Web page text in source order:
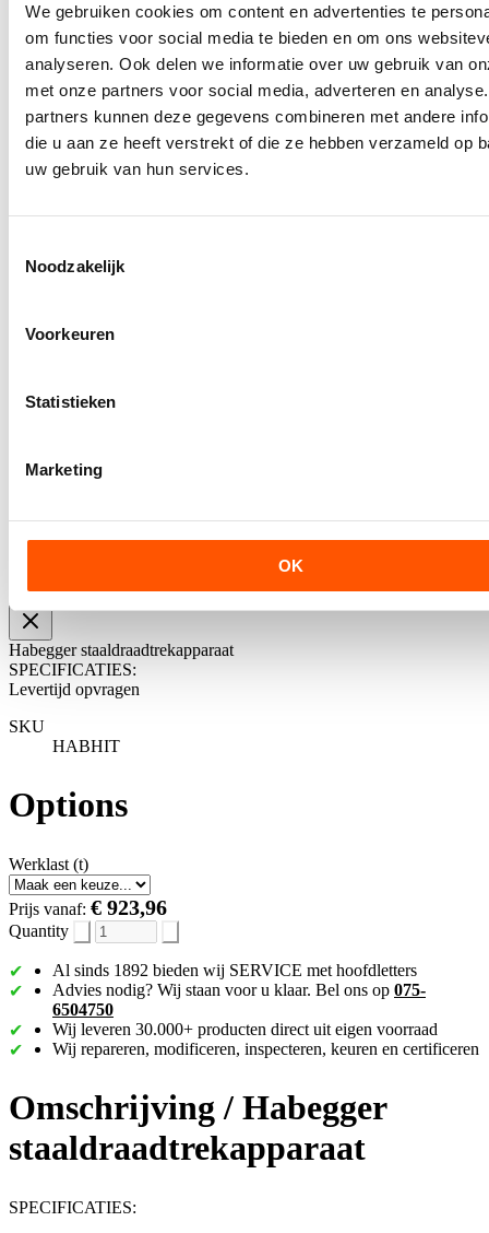
We gebruiken cookies om content en advertenties te
om functies voor social media te bieden en om ons
analyseren. Ook delen we informatie over uw gebruik van
met onze partners voor social media, adverteren en
partners kunnen deze gegevens combineren met andere
die u aan ze heeft verstrekt of die ze hebben verzameld op
uw gebruik van hun services.
Noodzakelijk
Voorkeuren
Statistieken
Marketing
OK
Habegger staaldraadtrekapparaat
SPECIFICATIES:
Levertijd opvragen
SKU
HABHIT
Options
Werklast (t)
Prijs vanaf: € 923,96
Quantity
Al sinds 1892 bieden wij SERVICE met hoofdletters
Advies nodig? Wij staan voor u klaar. Bel ons op 075-
6504750
Wij leveren 30.000+ producten direct uit eigen voorraad
Wij repareren, modificeren, inspecteren, keuren en certificeren
Omschrijving / Habegger
staaldraadtrekapparaat
SPECIFICATIES: